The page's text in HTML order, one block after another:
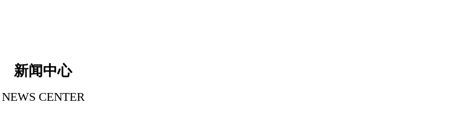
新闻中心
NEWS CENTER